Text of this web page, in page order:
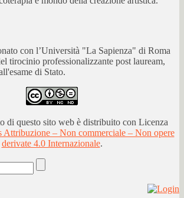
con l’Università "La Sapienza" di Roma
tirocinio professionalizzante post lauream,
di Stato.
di questo sito web è distribuito con Licenza
Attribuzione – Non commerciale – Non opere
derivate 4.0 Internazionale.